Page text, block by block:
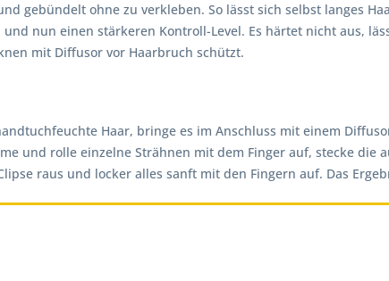
gebündelt ohne zu verkleben. So lässt sich selbst langes
nun einen stärkeren Kontroll-Level. Es härtet nicht aus,
mit Diffusor vor Haarbruch schützt.
Haar, bringe es im Anschluss mit einem
und rolle einzelne Strähnen mit dem Finger auf, stecke die
raus und locker alles sanft mit den Fingern auf. Das